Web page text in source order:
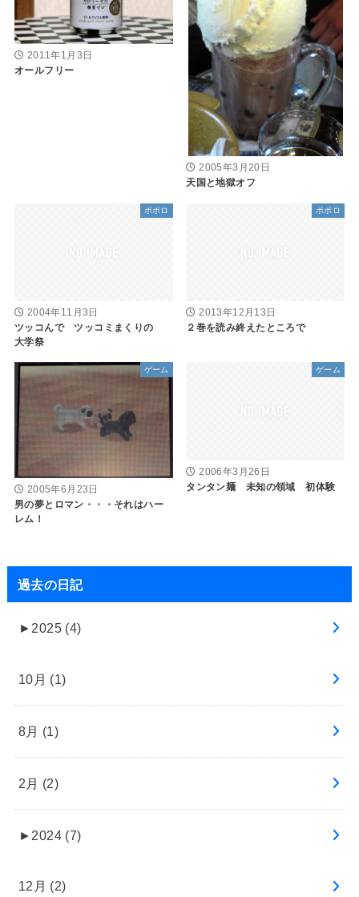
2011年1月3日
オールフリー
2005年3月20日
天国と地獄オフ
ポポロ
2004年11月3日
ツッコんで ツッコミまくりの
大学祭
ポポロ
2013年12月13日
２巻を読み終えたところで
ゲーム
2005年6月23日
男の夢とロマン・・・それはハー
レム！
ゲーム
2006年3月26日
タンタン麺 未知の領域 初体験
過去の日記
► 2025 (4)
10月 (1)
8月 (1)
2月 (2)
► 2024 (7)
12月 (2)